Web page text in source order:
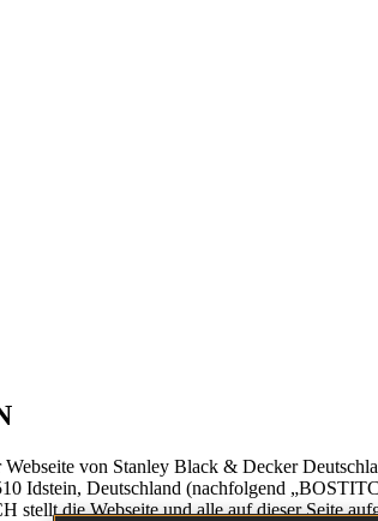
von Stanley Black & Decker
Idstein, Deutschland (nachfolgend
stellt die Webseite und alle auf dieser Seite